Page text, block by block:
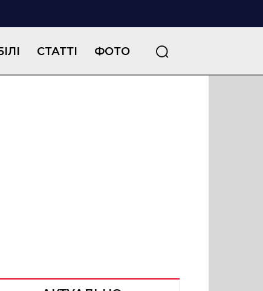
СТАТТІ ФОТО